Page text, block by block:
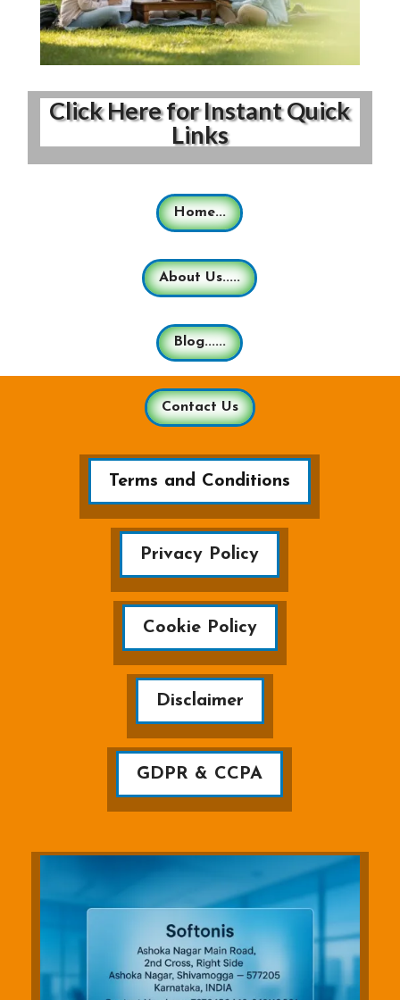
Click Here for Instant Quick
Links
Home...
About Us.....
Blog......
Contact Us
Terms and Conditions
Privacy Policy
Cookie Policy
Disclaimer
GDPR & CCPA